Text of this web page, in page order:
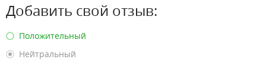
Добавить свой отзыв:
Положительный
Нейтральный